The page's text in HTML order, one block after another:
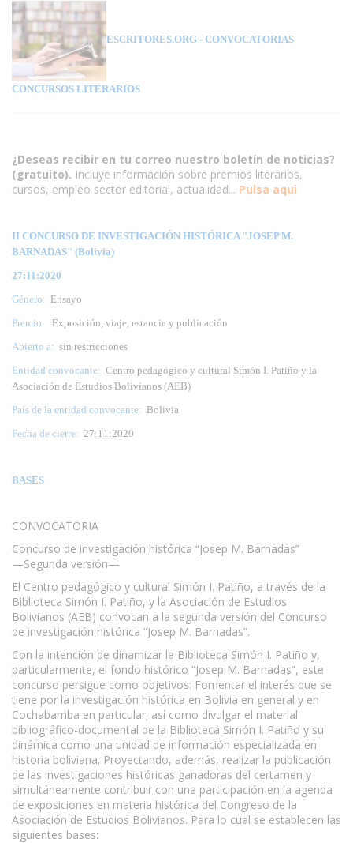
ESCRITORES.ORG - CONVOCATORIAS
CONCURSOS LITERARIOS
¿Deseas recibir en tu correo nuestro boletín de noticias?
(gratuito). Incluye información sobre premios literarios,
cursos, empleo sector editorial, actualidad... Pulsa aqui
II CONCURSO DE INVESTIGACIÓN HISTÓRICA "JOSEP M.
BARNADAS" (Bolivia)
27:11:2020
Género: Ensayo
Premio:
Exposición, viaje, estancia y publicación
Abierto a: sin restricciones
Entidad convocante: Centro pedagógico y cultural Simón I. Patiño y la
Asociación de Estudios Bolivianos (AEB)
País de la entidad convocante: Bolivia
Fecha de cierre: 27:11:2020
BASES
CONVOCATORIA
Concurso de investigación histórica “Josep M. Barnadas”
—Segunda versión—
El Centro pedagógico y cultural Simón I. Patiño, a través de la
Biblioteca Simón I. Patiño, y la Asociación de Estudios
Bolivianos (AEB) convocan a la segunda versión del Concurso
de investigación histórica “Josep M. Barnadas”.
Con la intención de dinamizar la Biblioteca Simón I. Patiño y,
particularmente, el fondo histórico “Josep M. Barnadas”, este
concurso persigue como objetivos: Fomentar el interés que se
tiene por la investigación histórica en Bolivia en general y en
Cochabamba en particular; así como divulgar el material
bibliográfico-documental de la Biblioteca Simón I. Patiño y su
dinámica como una unidad de información especializada en
historia boliviana. Proyectando, además, realizar la publicación
de las investigaciones históricas ganadoras del certamen y
simultáneamente contribuir con una participación en la agenda
de exposiciones en materia histórica del Congreso de la
Asociación de Estudios Bolivianos. Para lo cual se establecen las
siguientes bases: